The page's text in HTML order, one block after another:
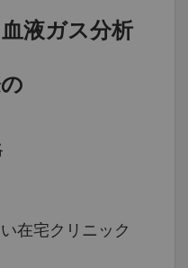
液ガス分析
在宅クリニック